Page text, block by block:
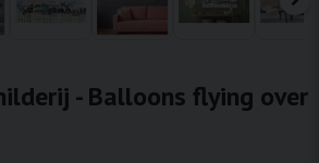
- Balloons flying over